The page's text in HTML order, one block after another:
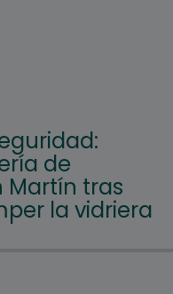
de
Martín tras
la vidriera